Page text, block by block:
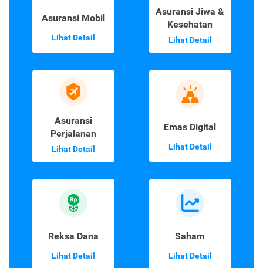
Asuransi Mobil
Lihat Detail
Asuransi Jiwa &
Kesehatan
Lihat Detail
Asuransi
Perjalanan
Lihat Detail
Emas Digital
Lihat Detail
Reksa Dana
Lihat Detail
Saham
Lihat Detail